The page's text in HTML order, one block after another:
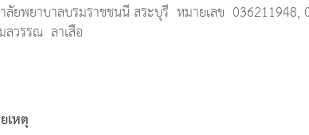
ลัยพยาบาลบรมราชชนนี สระบุรี หมายเลข
ลวรรณ ลาเสือ
เหตุ